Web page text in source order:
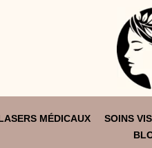
MÉDICAUX SOINS